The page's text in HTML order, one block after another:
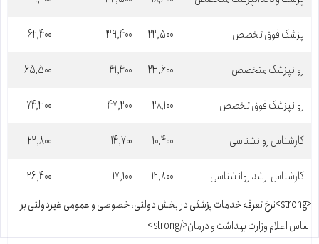
پزشک فوق تخصص
۲۲,۵۰۰ ۳۹,۴۰۰
۶۲,۴۰۰
روانپزشک متخصص
۲۳,۶۰۰ ۴۱,۴۰۰
۶۵,۵۰۰
روانپزشک فوق تخصص
۲۸,۱۰۰ ۴۷,۲۰۰
۷۴,۳۰۰
کارشناس روانشناسی
۱۰,۴۰۰ ۱۴,۷۰۰
۲۲,۸۰۰
کارشناس ارشد روانشناسی
۱۲,۸۰۰ ۱۷,۱۰۰ ۲۶,۴۰۰
<strong>نرخ تعرفه خدمات پزشکی در بخش دولتی، خصوصی و عمومی غیردولتی بر
اساس اعلام وزارت بهداشت و درمان</strong>